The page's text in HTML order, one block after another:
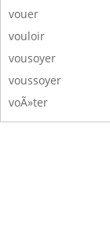
vouer
vouloir
vousoyer
voussoyer
voÃ»ter